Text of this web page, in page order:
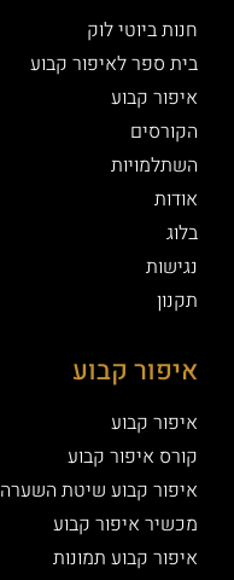
חנות ביוטי לוק
בית ספר לאיפור קבוע
איפור קבוע
הקורסים
השתלמויות
אודות
בלוג
נגישות
תקנון
איפור קבוע
איפור קבוע
קורס איפור קבוע
איפור קבוע שיטת השערה
מכשיר איפור קבוע
איפור קבוע תמונות